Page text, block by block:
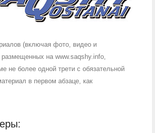
(включая фото, видео и
на www.saqshy.info,
не более одной трети с обязательной
в первом абзаце, как